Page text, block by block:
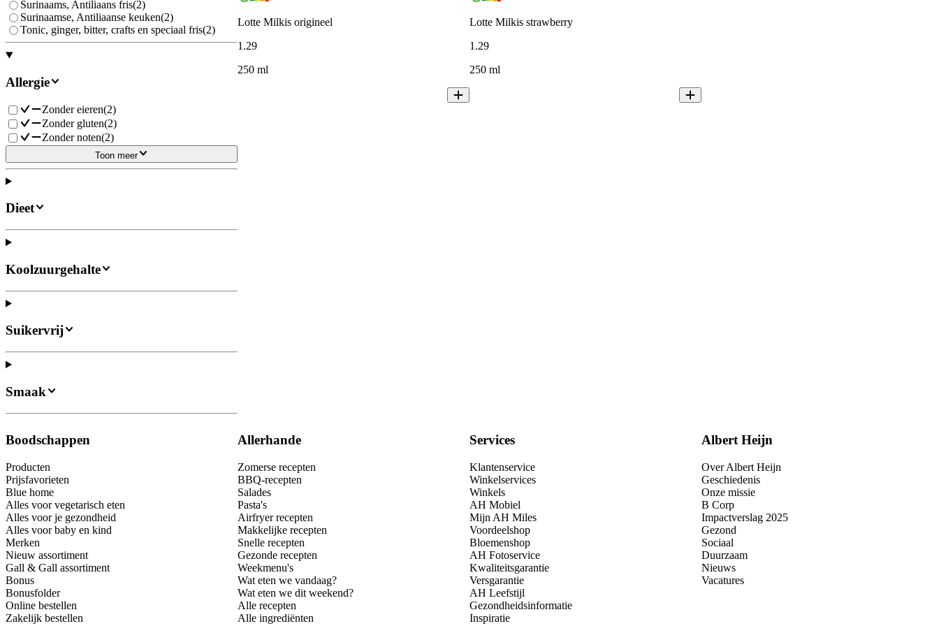
Surinaams, Antiliaans fris(2)
Surinaamse, Antiliaanse keuken(2)
Tonic, ginger, bitter, crafts en speciaal fris(2)
Allergie
Zonder eieren(2)
Zonder gluten(2)
Zonder noten(2)
Toon meer
Dieet
Koolzuurgehalte
Suikervrij
Smaak
Lotte Milkis origineel
1.29
250 ml
Lotte Milkis strawberry
1.29
250 ml
Boodschappen
Producten
Prijsfavorieten
Blue home
Alles voor vegetarisch eten
Alles voor je gezondheid
Alles voor baby en kind
Merken
Nieuw assortiment
Gall & Gall assortiment
Bonus
Bonusfolder
Online bestellen
Zakelijk bestellen
Allerhande
Zomerse recepten
BBQ-recepten
Salades
Pasta's
Airfryer recepten
Makkelijke recepten
Snelle recepten
Gezonde recepten
Weekmenu's
Wat eten we vandaag?
Wat eten we dit weekend?
Alle recepten
Alle ingrediënten
Services
Klantenservice
Winkelservices
Winkels
AH Mobiel
Mijn AH Miles
Voordeelshop
Bloemenshop
AH Fotoservice
Kwaliteitsgarantie
Versgarantie
AH Leefstijl
Gezondheidsinformatie
Inspiratie
Albert Heijn
Over Albert Heijn
Geschiedenis
Onze missie
B Corp
Impactverslag 2025
Gezond
Sociaal
Duurzaam
Nieuws
Vacatures